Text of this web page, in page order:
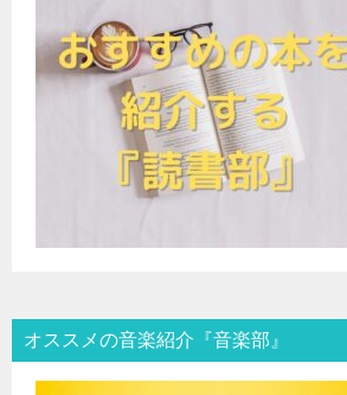
オススメの音楽紹介『音楽部』